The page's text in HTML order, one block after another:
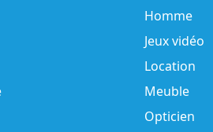
Homme
Jeux vidéo
Location
Meuble
Opticien